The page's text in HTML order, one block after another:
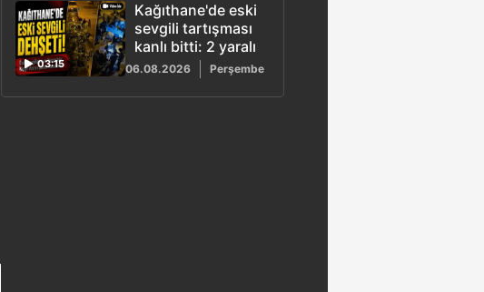
03:15
Kağıthane'de eski
sevgili tartışması
kanlı bitti: 2 yaralı
06.08.2026 Perşembe